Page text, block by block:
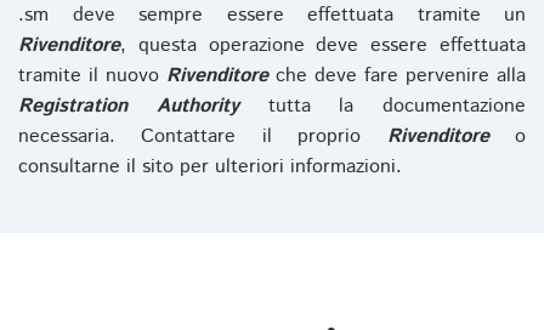
.sm deve sempre essere effettuata tramite un
Rivenditore, questa operazione deve essere effettuata
tramite il nuovo Rivenditoreche deve fare pervenire alla
Registration Authoritytutta la documentazione
necessaria. Contattare il proprio Rivenditoreo
consultarne il sito per ulteriori informazioni.